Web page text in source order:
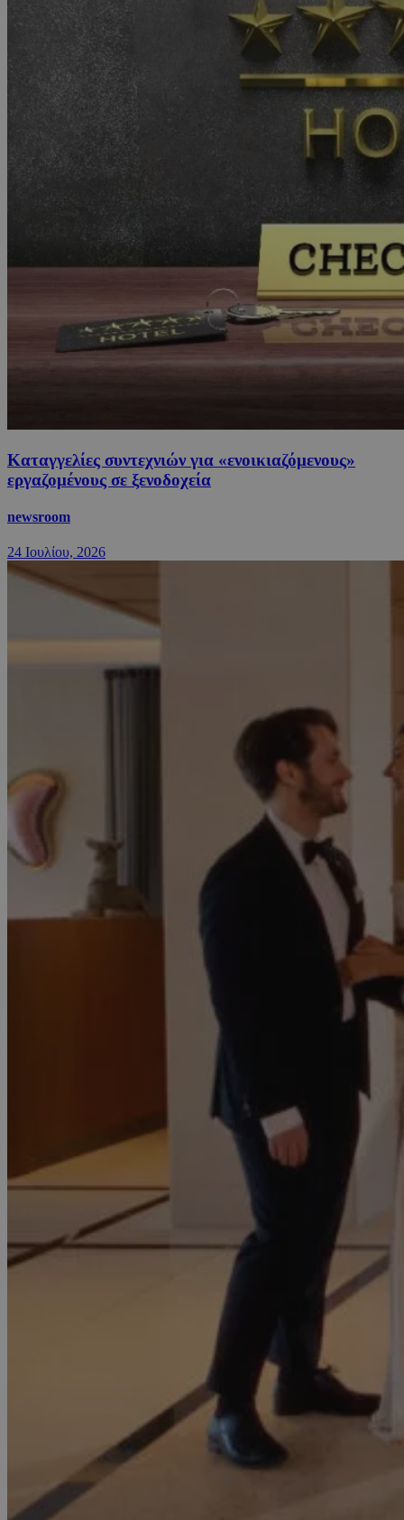
Καταγγελίες συντεχνιών για «ενοικιαζόμενους»
εργαζομένους σε ξενοδοχεία
newsroom
24 Ιουλίου, 2026